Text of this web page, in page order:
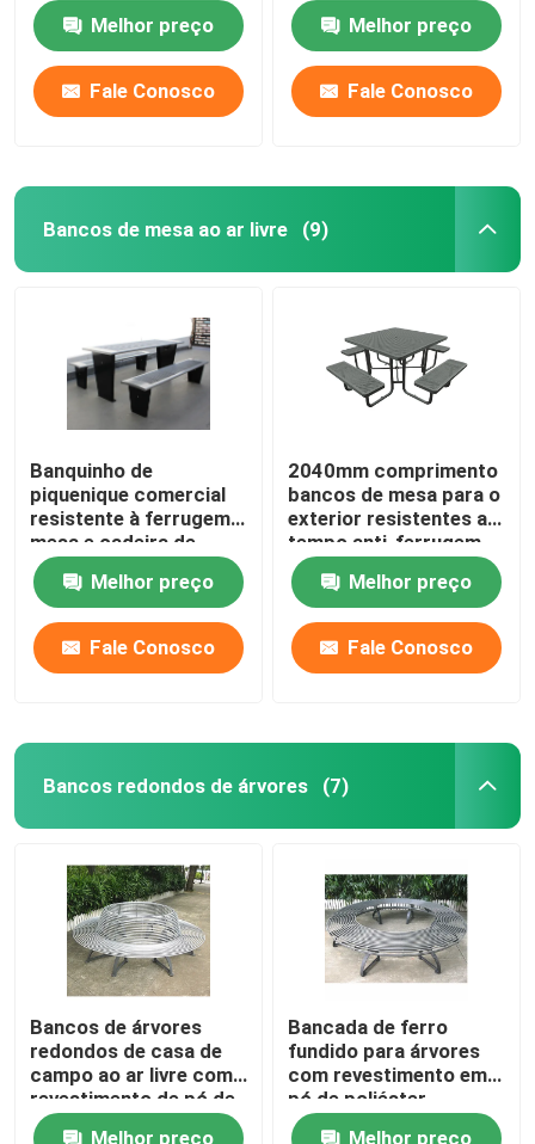
Melhor preço
Fale Conosco
Melhor preço
Fale Conosco
Bancos de mesa ao ar livre (9)
Banquinho de
piquenique comercial
resistente à ferrugem,
mesa e cadeira de
metal revestidas em
pó.
Melhor preço
Fale Conosco
2040mm comprimento
bancos de mesa para o
exterior resistentes ao
tempo anti-ferrugem
Melhor preço
Fale Conosco
Bancos redondos de árvores (7)
Bancos de árvores
redondos de casa de
campo ao ar livre com
revestimento de pó de
pulverização de zinco
Melhor preço
Bancada de ferro
fundido para árvores
com revestimento em
pó de poliéster
Melhor preço